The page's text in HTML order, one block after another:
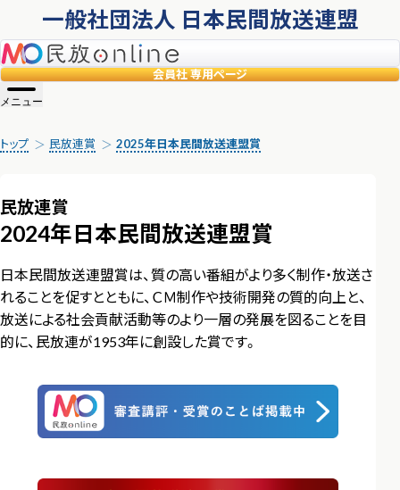
一般社団法人 日本民間放送連盟
会員社専用ページ
メニュー
トップ 民放連賞 2025年日本民間放送連盟賞
民放連賞
2024年日本民間放送連盟賞
日本民間放送連盟賞は、質の高い番組がより多く制作・放送さ
れることを促すとともに、ＣＭ制作や技術開発の質的向上と、
放送による社会貢献活動等のより一層の発展を図ることを目
的に、民放連が1953年に創設した賞です。